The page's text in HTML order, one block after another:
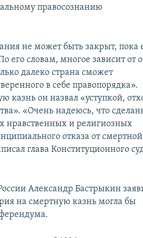
правосознанию
не может быть закрыт, пока
его словам, многое зависит от
далеко страна сможет
в себе правопорядка».
казнь он назвал «уступкой,
«Очень надеюсь, что
нравственных и религиозных
отказа от смертной
глава Конституционного
Александр Бастрыкин
на смертную казнь могла бы